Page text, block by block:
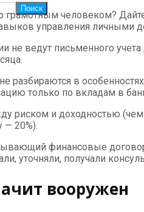
Поиск
грамотным человеком?
управления
не ведут письменного
в
только по вкладам в
риском и доходностью (чем
— 20%).
финансовые
уточняли, получали
вооружен